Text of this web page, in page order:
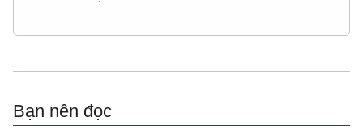
Bạn nên đọc